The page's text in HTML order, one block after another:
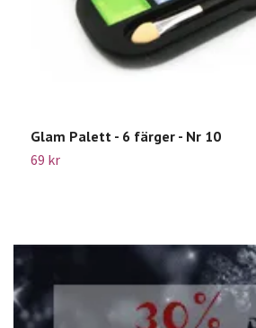
Glam Palett - 6 färger - Nr 10
69 kr